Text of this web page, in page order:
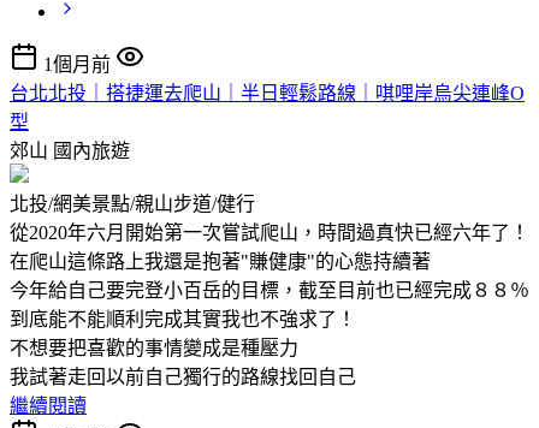
1個月前
台北北投｜搭捷運去爬山｜半日輕鬆路線｜唭哩岸烏尖連峰O
型
郊山 國內旅遊
北投/網美景點/親山步道/健行
從2020年六月開始第一次嘗試爬山，時間過真快已經六年了！
在爬山這條路上我還是抱著"賺健康"的心態持續著
今年給自己要完登小百岳的目標，截至目前也已經完成８８％
到底能不能順利完成其實我也不強求了！
不想要把喜歡的事情變成是種壓力
我試著走回以前自己獨行的路線找回自己
繼續閱讀